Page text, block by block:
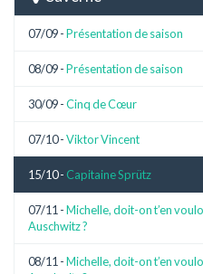
07/09 -Présentation de saison
08/09 -Présentation de saison
30/09 -Cinq de Cœur
07/10 -Viktor Vincent
15/10 - Capitaine Sprütz
07/11 -Michelle, doit-on t’en
Auschwitz ?
08/11 -Michelle, doit-on t’en